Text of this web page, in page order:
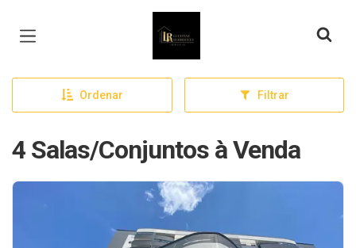
Página inicial
Ordenar Filtrar
4 Salas/Conjuntos à Venda